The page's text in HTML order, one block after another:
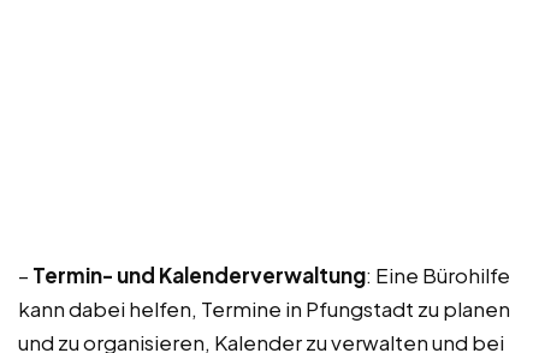
– Termin- und Kalenderverwaltung: Eine Bürohilfe
kann dabei helfen, Termine in Pfungstadt zu planen
und zu organisieren, Kalender zu verwalten und bei